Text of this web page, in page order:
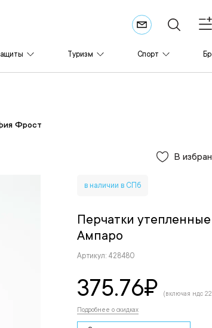
Туризм Спорт
Фрост
В
в наличии в СПб
Перчатки
Ампаро
Артикул: 428480
375.76₽ (включая ндс
Подробнее о скидках